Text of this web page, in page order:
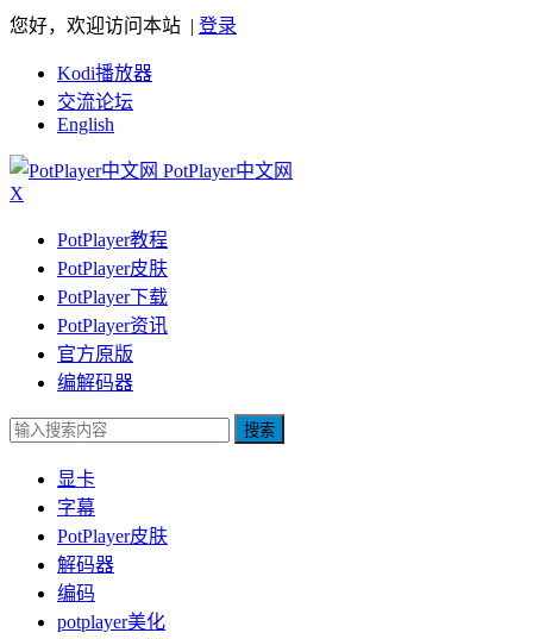
您好，欢迎访问本站 | 登录
Kodi播放器
交流论坛
English
PotPlayer中文网
X
PotPlayer教程
PotPlayer皮肤
PotPlayer下载
PotPlayer资讯
官方原版
编解码器
搜索
显卡
字幕
PotPlayer皮肤
解码器
编码
potplayer美化